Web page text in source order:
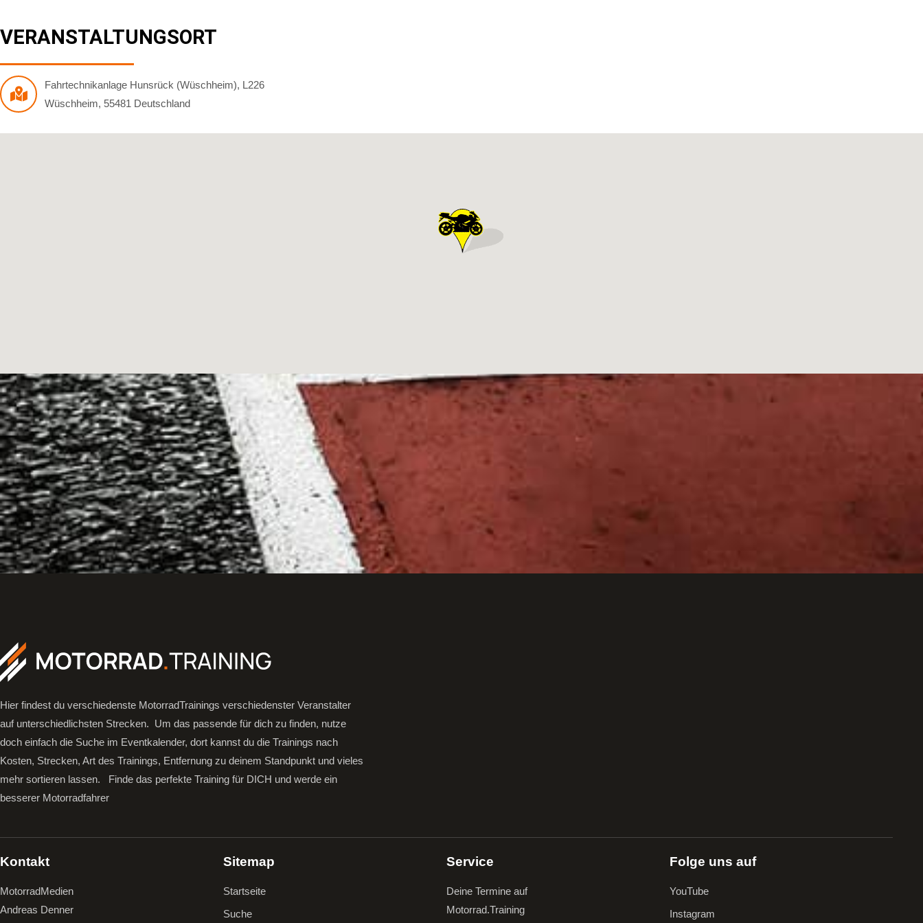
VERANSTALTUNGSORT
Fahrtechnikanlage Hunsrück (Wüschheim), L226
Wüschheim, 55481 Deutschland
Hier findest du verschiedenste MotorradTrainings verschiedenster Veranstalter
auf unterschiedlichsten Strecken. Um das passende für dich zu finden, nutze
doch einfach die Suche im Eventkalender, dort kannst du die Trainings nach
Kosten, Strecken, Art des Trainings, Entfernung zu deinem Standpunkt und vieles
mehr sortieren lassen. Finde das perfekte Training für DICH und werde ein
besserer Motorradfahrer
Kontakt
MotorradMedien
Andreas Denner
Sitemap
Startseite
Suche
Service
Deine Termine auf
Motorrad.Training
Folge uns auf
YouTube
Instagram